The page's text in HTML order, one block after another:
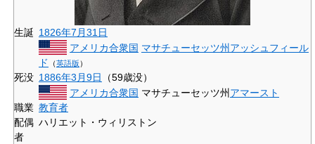
生誕 1826年7月31日
アメリカ合衆国 マサチューセッツ州 アッシュフィール
ド
（英語版）
死没 1886年3月9日
（59歳没）
アメリカ合衆国 マサチューセッツ州 アマースト
職業 教育者
配偶
者
ハリエット・ウィリストン